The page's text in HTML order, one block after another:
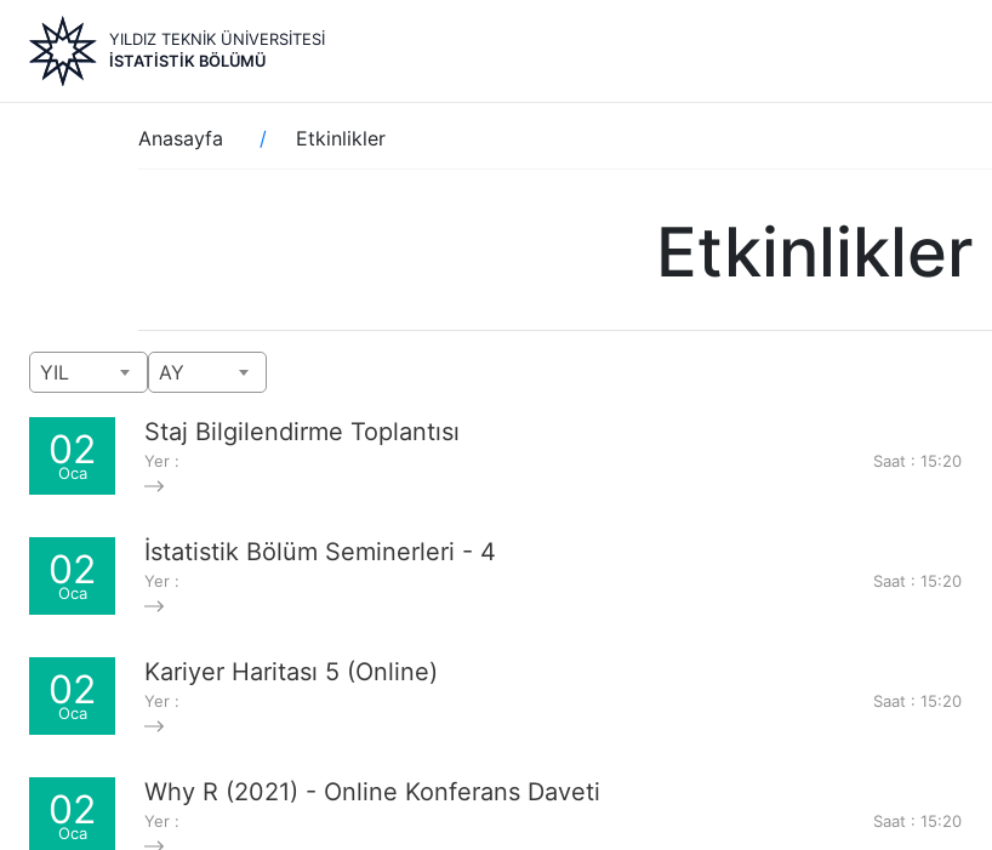
içeriğe
YILDIZ TEKNİK ÜNİVERSİTESİ
İSTATISTIK BÖLÜMÜ
Sayfa
yolu
Anasayfa Etkinlikler
Etkinlikler
YIL
AY
02
Oca
Staj Bilgilendirme Toplantısı
Yer : Saat : 15:20
02
Oca
İstatistik Bölüm Seminerleri - 4
Yer : Saat : 15:20
02
Oca
Kariyer Haritası 5 (Online)
Yer : Saat : 15:20
02
Oca
Why R (2021) - Online Konferans Daveti
Yer : Saat : 15:20